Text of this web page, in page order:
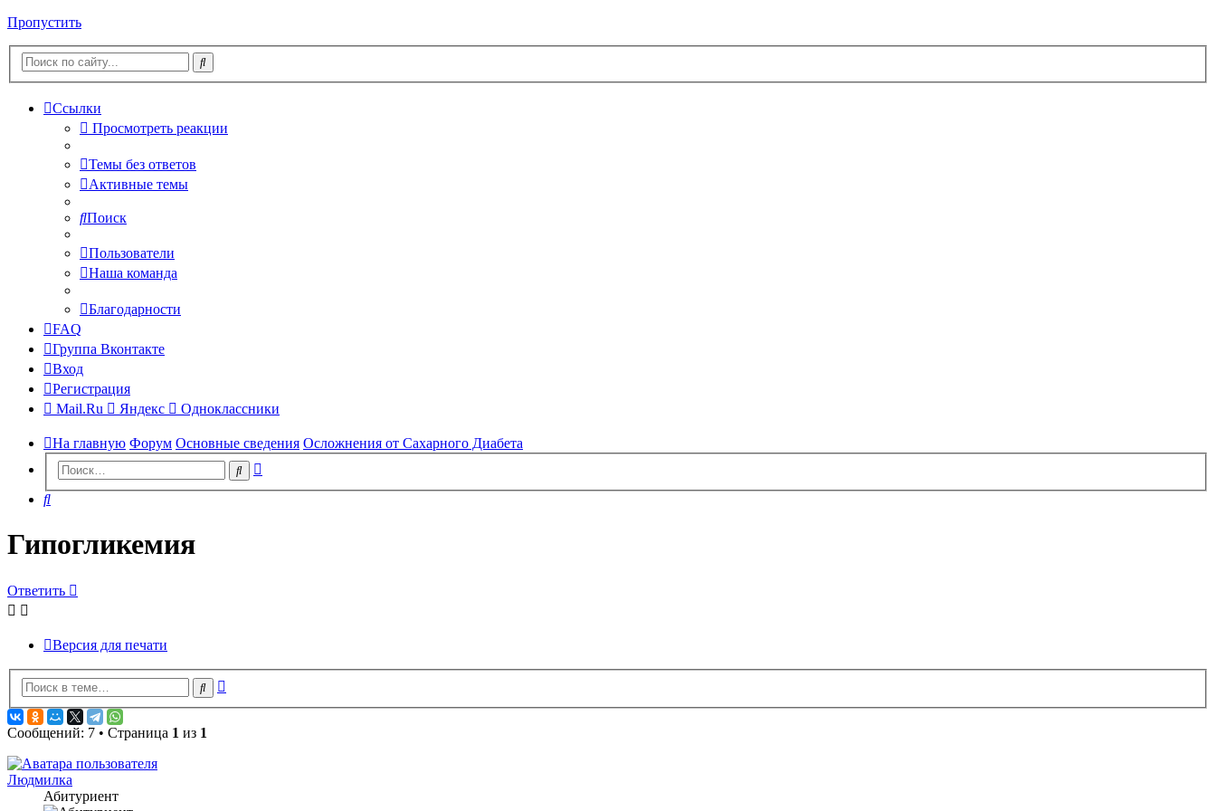
Пропустить
Ссылки
Просмотреть реакции
Темы без ответов
Активные темы
Поиск
Пользователи
Наша команда
Благодарности
FAQ
Группа Вконтакте
Вход
Регистрация
Mail.Ru
Яндекс Одноклассники
На главную Форум Основные сведения Осложнения от Сахарного Диабета
Поиск
Поиск
Гипогликемия
Ответить
Версия для печати
Поиск
Сообщений: 7 • Страница 1 из 1
Людмилка
Абитуриент